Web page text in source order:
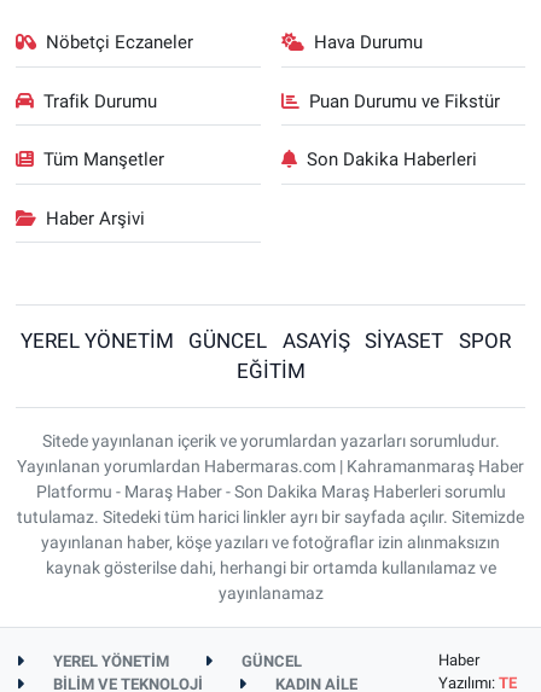
Nöbetçi Eczaneler Hava Durumu
Trafik Durumu Puan Durumu ve Fikstür
Tüm Manşetler Son Dakika Haberleri
Haber Arşivi
YEREL YÖNETİM GÜNCEL ASAYİŞ SİYASET
SPOR
EĞİTİM
Sitede yayınlanan içerik ve yorumlardan yazarları sorumludur.
Yayınlanan yorumlardan Habermaras.com | Kahramanmaraş Haber
Platformu - Maraş Haber - Son Dakika Maraş Haberleri sorumlu
tutulamaz. Sitedeki tüm harici linkler ayrı bir sayfada açılır. Sitemizde
yayınlanan haber, köşe yazıları ve fotoğraflar izin alınmaksızın
kaynak gösterilse dahi, herhangi bir ortamda kullanılamaz ve
yayınlanamaz
YEREL YÖNETİM
GÜNCEL
BİLİM VE TEKNOLOJİ
KADIN AİLE
Haber
Yazılımı: TE